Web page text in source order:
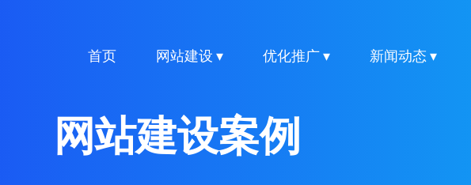
首页 网站建设 ▾ 优化推广 ▾ 新闻动态 ▾
网站建设案例